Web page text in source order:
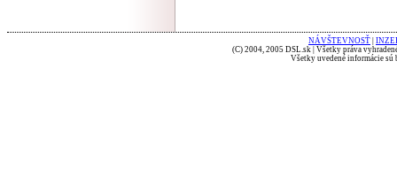
NÁVŠTEVNOSŤ
(C) 2004, 2005 DSL.sk | Všetky práva
Všetky uvedené informácie sú